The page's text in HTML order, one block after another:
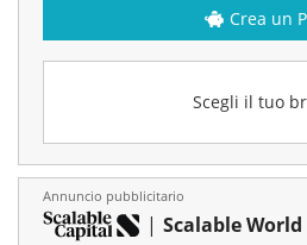
Scegli il tuo
Crea un
Annuncio pubblicitario
| Scalable World